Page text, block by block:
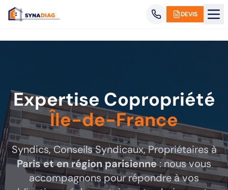
DEVIS
Expertise Copropriété
Île-de-France
Syndics, Conseils Syndicaux, Propriétaires à
Paris et en région parisienne: nous vous
accompagnons pour répondre à vos
Panneau de gestion des cookies